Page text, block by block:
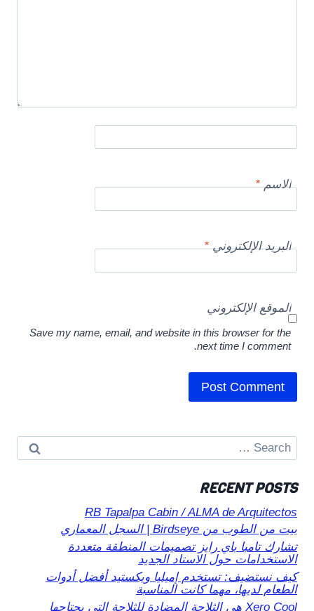
الاسم*
البريد الإلكتروني*
الموقع الإلكتروني
Save my name, email, and website in this browser for the
next time I comment.
Search
for:
RECENT POSTS
RB Tapalpa Cabin / ALMA de Arquitectos
بيت من الطوب من Birdseye | السجل المعماري
تشارك تامبا باي رايز تصميمات المنطقة متعددة
الاستخدامات حول الاستاد الجديد
كيف نستضيف: تستخدم إميليا ويكستيد أفضل أدوات
الطعام لديها، مهما كانت المناسبة
Xero Cool هي الثلاجة المضادة للثلاجة التي يحتاجها